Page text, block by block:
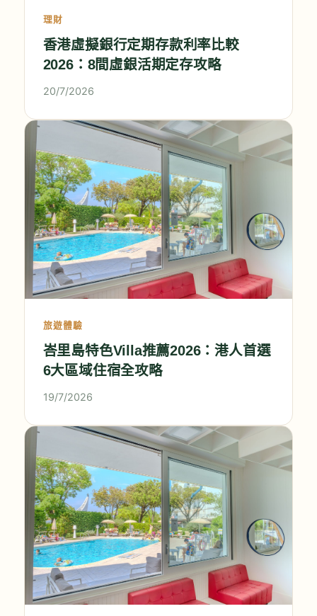
理財
香港虛擬銀行定期存款利率比較
2026：8間虛銀活期定存攻略
20/7/2026
旅遊體驗
峇里島特色Villa推薦2026：港人首選
6大區域住宿全攻略
19/7/2026